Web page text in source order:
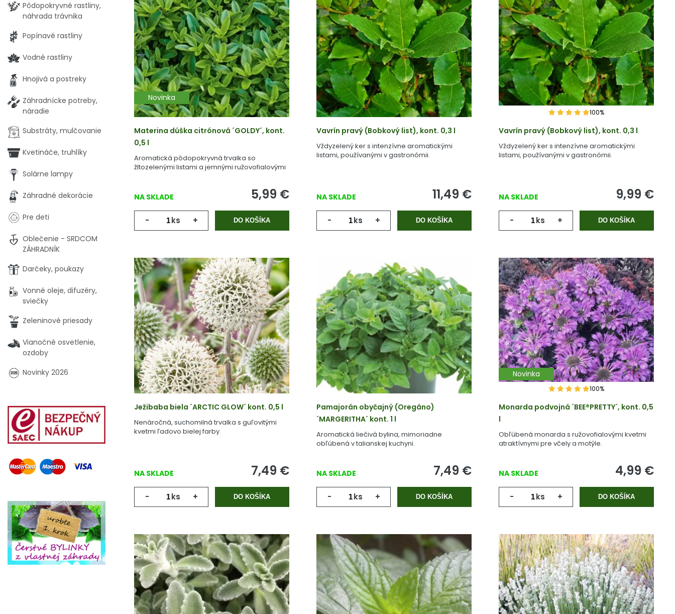
Novinka
Materina dúška citrónová ´GOLDY´, kont.
0,5 l
Aromatická pôdopokryvná trvalka so
žltozelenými listami a jemnými ružovofialovými
NA SKLADE 5,99 €
- ks + DO KOŠÍKA
Vavrín pravý (Bobkový list), kont. 0,3 l
Vždyzelený ker s intenzívne aromatickými
listami, používanými v gastronómii.
NA SKLADE 11,49 €
- ks + DO KOŠÍKA
100%
Vavrín pravý (Bobkový list), kont. 0,3 l
Vždyzelený ker s intenzívne aromatickými
listami, používanými v gastronómii.
NA SKLADE 9,99 €
- ks + DO KOŠÍKA
Ježibaba biela ´ARCTIC GLOW´ kont. 0,5 l
Nenáročná, suchomilná trvalka s guľovitými
kvetmi ľadovo bielej farby.
NA SKLADE 7,49 €
- ks + DO KOŠÍKA
Pamajorán obyčajný (Oregáno)
´MARGERITHA´ kont. 1 l
Aromatická liečivá bylina, mimoriadne
obľúbená v talianskej kuchyni.
NA SKLADE 7,49 €
- ks + DO KOŠÍKA
Novinka
100%
Monarda podvojná ´BEE®PRETTY´, kont. 0,5
l
Obľúbená monarda s ružovofialovými kvetmi
atraktívnymi pre včely a motýle.
NA SKLADE 4,99 €
- ks + DO KOŠÍKA
Pôdopokryvné rastliny,
náhrada trávnika
Popínavé rastliny
Vodné rastliny
Hnojivá a postreky
Záhradnícke potreby,
náradie
Substráty, mulčovanie
Kvetináče, truhlíky
Solárne lampy
Záhradné dekorácie
Pre deti
Oblečenie - SRDCOM
ZÁHRADNÍK
Darčeky, poukazy
Vonné oleje, difuzéry,
sviečky
Zeleninové priesady
Vianočné osvetlenie,
ozdoby
Novinky 2026